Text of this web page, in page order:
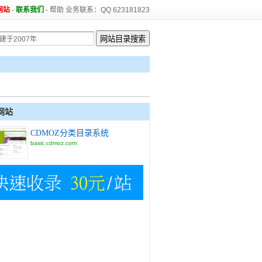
站 - 联系我们 - 帮助 业务联系：QQ 623181823
站
CDMOZ分类目录系统
basic.cdmoz.com